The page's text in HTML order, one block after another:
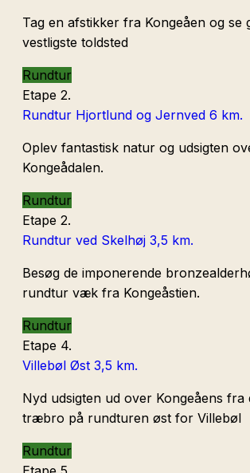
Tag en afstikker fra Kongeåen og se
vestligste toldsted
Rundtur
Etape 2.
Rundtur Hjortlund og Jernved 6 km.
Oplev fantastisk natur og udsigten
Kongeådalen.
Rundtur
Etape 2.
Rundtur ved Skelhøj 3,5 km.
Besøg de imponerende
rundtur væk fra Kongeåstien.
Rundtur
Etape 4.
Villebøl Øst 3,5 km.
Nyd udsigten ud over Kongeåens fra
træbro på rundturen øst for Villebøl
Rundtur